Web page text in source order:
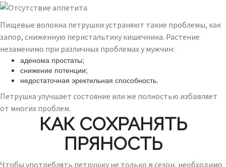
Пищевые волокна петрушки устраняют такие проблемы, как
запор, сниженную перистальтику кишечника. Растение
незаменимо при различных проблемах у мужчин:
аденома простаты;
снижение потенции;
недостаточная эректильная способность.
Петрушка улучшает состояние или же полностью избавляет
от многих проблем.
КАК СОХРАНЯТЬ
ПРЯНОСТЬ
Чтобы употреблять петрушку не только в сезон, необходимо